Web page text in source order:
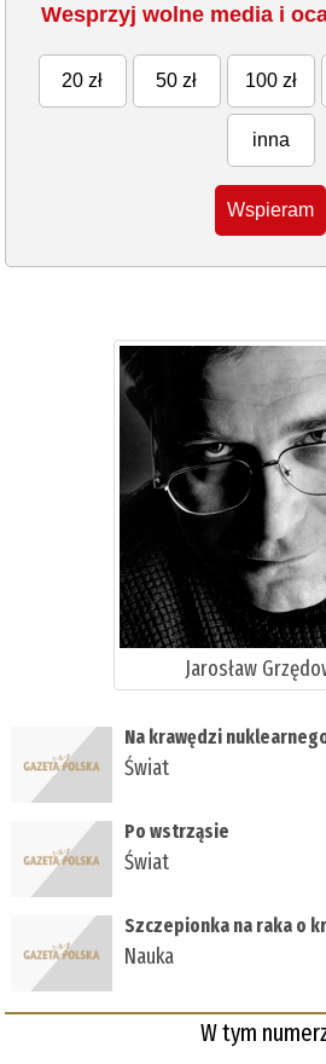
Wesprzyj wolne media i
20 zł 50 zł 100 zł
inna
Wspieram
Jarosław
Na krawędzi
Świat
Po wstrząsie
Świat
Szczepionka na raka o
Nauka
W tym